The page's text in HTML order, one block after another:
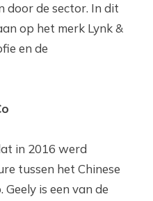
door de sector. In dit
op het merk Lynk &
en de
in 2016 werd
tussen het Chinese
Geely is een van de